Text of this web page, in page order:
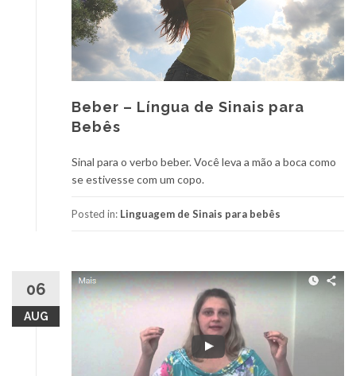
Beber – Língua de Sinais para
Bebês
Sinal para o verbo beber. Você leva a mão a boca como
se estivesse com um copo.
Posted in: Linguagem de Sinais para bebês
06
AUG